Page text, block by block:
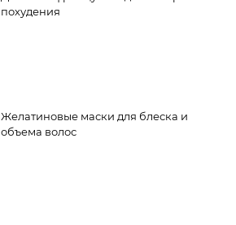
похудения
Желатиновые маски для блеска и
объема волос